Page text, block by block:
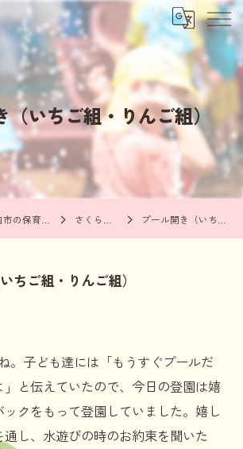
（いちご組・りんご組）
さくらんぼブログ プール開き（いちご組・りんご組）
ちご組・りんご組）
。子ども達には「もうすぐプールだ
」と伝えていたので、今日の登園は嬉
ックをもって登園していました。嬉し
し、水遊びの時のお約束を聞いた